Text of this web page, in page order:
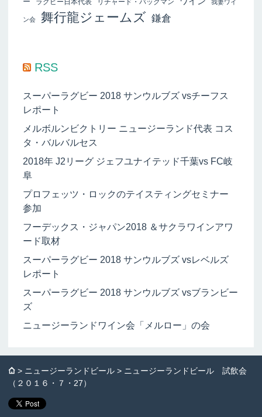
我妻ワイ
ン会 舞行龍ジェームズ 鎌倉
RSS
スーパーラグビー 2018 サンウルブズ vsチーフス
レポート
メルボルンビクトリー ニュージーランド代表 コス
タ・バルバルセス
2018年 J2リーグ ジェフユナイテッド千葉vs FC岐
阜
プロフェッツ・ロックのテイスティングセミナー
参加
フーデックス・ジャパン2018 ＆サクラワインアワ
ード取材
スーパーラグビー 2018 サンウルブズ vsレベルズ
レポート
スーパーラグビー 2018 サンウルブズ vsブランビー
ズ
ニュージーランドワイン会「メルロー」の会
⌂ > ニュージーランドビール > ニュージーランドビール 試飲会
（２０１６・７・27）